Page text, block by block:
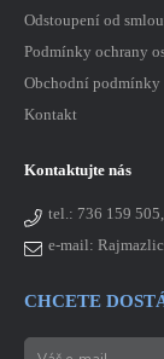
Odstoupení od
Podmínky ochrany
Obchodní podmínky
Kontakt
Kontaktujte nás
tel.: 736 159
e-mail:
CHCETE